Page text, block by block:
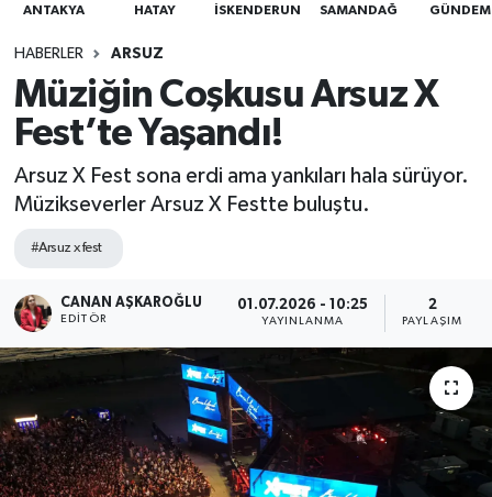
ANTAKYA HATAY İSKENDERUN SAMANDAĞ GÜNDEM
HABERLER ARSUZ
Müziğin Coşkusu Arsuz X
Fest’te Yaşandı!
Arsuz X Fest sona erdi ama yankıları hala sürüyor.
Müzikseverler Arsuz X Festte buluştu.
#Arsuz x fest
CANAN AŞKAROĞLU
EDITÖR
01.07.2026 - 10:25
YAYINLANMA
2
PAYLAŞIM
Sağlık
Siyaset
Spor
Teknoloji
Yaşam
Son Dakika Haberleri
Haber Arşivi